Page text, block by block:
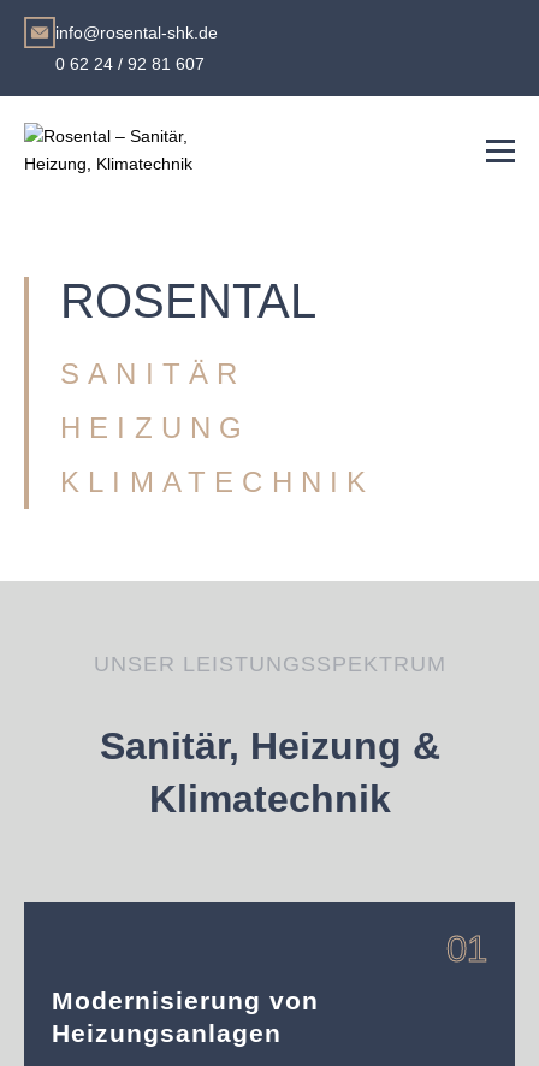
info@rosental-shk.de
0 62 24 / 92 81 607
ROSENTAL
SANITÄR
HEIZUNG
KLIMATECHNIK
UNSER LEISTUNGSSPEKTRUM
Sanitär, Heizung &
Klimatechnik
01
Modernisierung von
Heizungsanlagen